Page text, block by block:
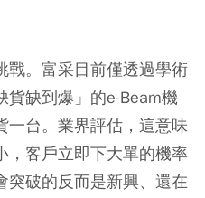
戰。富采目前僅透過學術
貨缺到爆」的e-Beam機
一台。業界評估，這意味
，客戶立即下大單的機率
突破的反而是新興、還在